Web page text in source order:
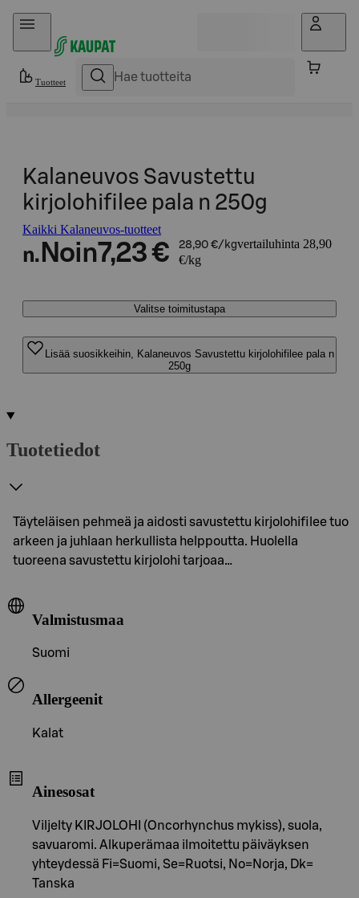
Hyppää sisältöön
Tuotteet
Kalaneuvos Savustettu
kirjolohifilee pala n 250g
Kaikki Kalaneuvos-tuotteet
n. Noin7,23 € 28,90 €/kgvertailuhinta 28,90
€/kg
Valitse toimitustapa
Lisää suosikkeihin, Kalaneuvos Savustettu kirjolohifilee pala n
250g
Tuotetiedot
Täyteläisen pehmeä ja aidosti savustettu kirjolohifilee tuo
arkeen ja juhlaan herkullista helppoutta. Huolella
tuoreena savustettu kirjolohi tarjoaa…
Valmistusmaa
Suomi
Allergeenit
Kalat
Ainesosat
Viljelty KIRJOLOHI (Oncorhynchus mykiss), suola,
savuaromi. Alkuperämaa ilmoitettu päiväyksen
yhteydessä Fi=Suomi, Se=Ruotsi, No=Norja, Dk=
Tanska